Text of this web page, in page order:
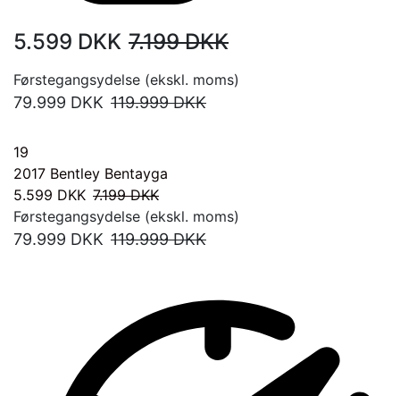
5.599 DKK 7.199DKK
Førstegangsydelse (ekskl. moms)
79.999 DKK 119.999DKK
19
2017 Bentley Bentayga
5.599 DKK 7.199DKK
Førstegangsydelse (ekskl. moms)
79.999 DKK 119.999DKK